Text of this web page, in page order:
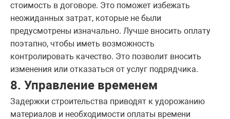
стоимость в договоре. Это поможет избежать
неожиданных затрат, которые не были
предусмотрены изначально. Лучше вносить оплату
поэтапно, чтобы иметь возможность
контролировать качество. Это позволит вносить
изменения или отказаться от услуг подрядчика.
8. Управление временем
Задержки строительства приводят к удорожанию
материалов и необходимости оплаты времени